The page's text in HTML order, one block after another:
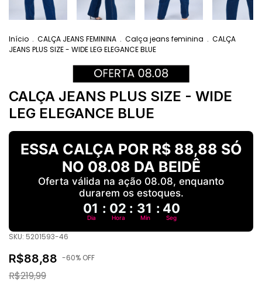
Início . CALÇA JEANS FEMININA . Calça jeans feminina . CALÇA
JEANS PLUS SIZE - WIDE LEG ELEGANCE BLUE
CALÇA JEANS PLUS SIZE - WIDE
LEG ELEGANCE BLUE
ESSA CALÇA POR R$ 88,88 SÓ
NO 08.08 DA BEIDÊ
Oferta válida na ação 08.08, enquanto
durarem os estoques.
01 : 02 : 31 : 39
Dia Hora Min Seg
SKU: 5201593-46
R$88,88 -60% OFF
R$219,99